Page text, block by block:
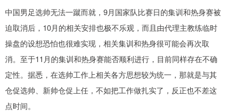
中国男足选帅无法一蹴而就，9月国家队比赛日的集训和热身赛被
迫取消后，10月的相关安排也极不乐观，而且由代理主教练临时
操盘的设想恐怕也很难实现，相关集训和热身很可能会再次取
消。至于11月的集训和热身赛能否顺利进行，目前同样存在不确
定性。据悉，在选帅工作上相关各方思想较为统一，那就是与其
仓促选帅、新帅仓促上任，不如把工作做扎实了，反正也不差这
点时间。